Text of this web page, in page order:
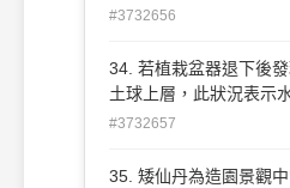
相互彌補平衡水分之需
將土層濕透，但下次則
可再澆 (D)澆水方式應少
#3732656
34. 若植栽盆器退下後
土球上層，此狀況表示
況？ (A)過於乾燥 (B)過
#3732657
35. 矮仙丹為造園景觀